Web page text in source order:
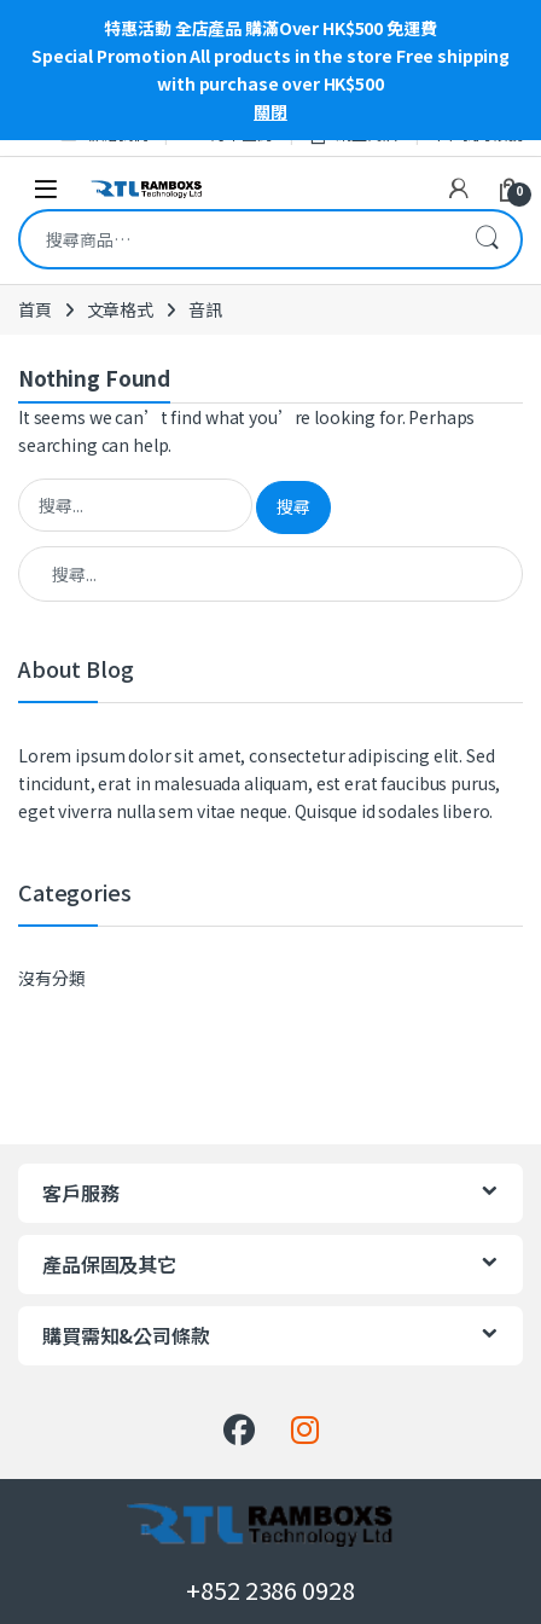
特惠活動 全店產品 購滿Over HK$500 免運費
Special Promotion All products in the store Free shipping
with purchase over HK$500
關閉
Open 0
搜尋關鍵字:
首頁 文章格式 音訊
Nothing Found
It seems we can’t find what you’re looking for. Perhaps
searching can help.
搜尋關鍵字:
搜尋關鍵字:
About Blog
Lorem ipsum dolor sit amet, consectetur adipiscing elit. Sed
tincidunt, erat in malesuada aliquam, est erat faucibus purus,
eget viverra nulla sem vitae neque. Quisque id sodales libero.
Categories
沒有分類
客戶服務
產品保固及其它
購買需知&公司條款
+852 2386 0928